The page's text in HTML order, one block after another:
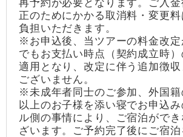
再予約が必要となります。ご入
正のためにかかる取消料・変更
負担いただきます。
※お申込後、当ツアーの料金改定
でもお支払い時点（契約成立時
適用となり、改定に伴う追加徴
ございません。
※未成年者同士のご参加、外国籍
以上のお子様を添い寝でお申込
ル側の事情により、ご宿泊がで
ざいます。ご予約完了後にご宿